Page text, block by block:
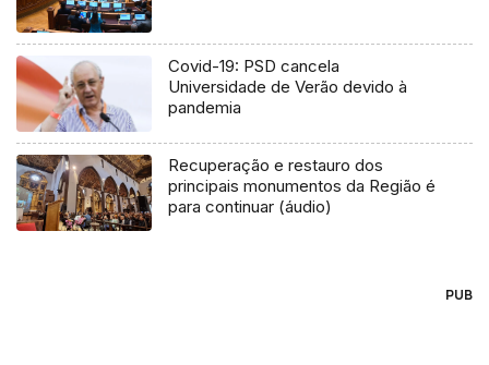
Covid-19: PSD cancela
Universidade de Verão devido à
pandemia
Recuperação e restauro dos
principais monumentos da Região é
para continuar (áudio)
PUB